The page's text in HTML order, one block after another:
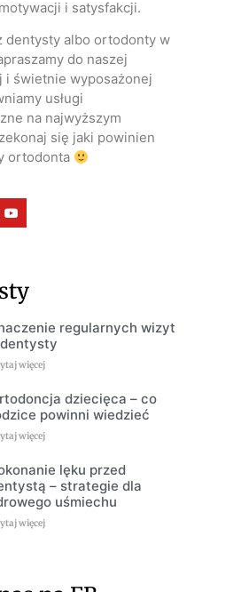
i satysfakcji.
dentysty albo ortodonty w
do naszej
i świetnie wyposażonej
usługi
na najwyższym
się jaki powinien
ortodonta
regularnych wizyt
więcej
dziecięca – co
powinni wiedzieć
więcej
lęku przed
– strategie dla
uśmiechu
więcej